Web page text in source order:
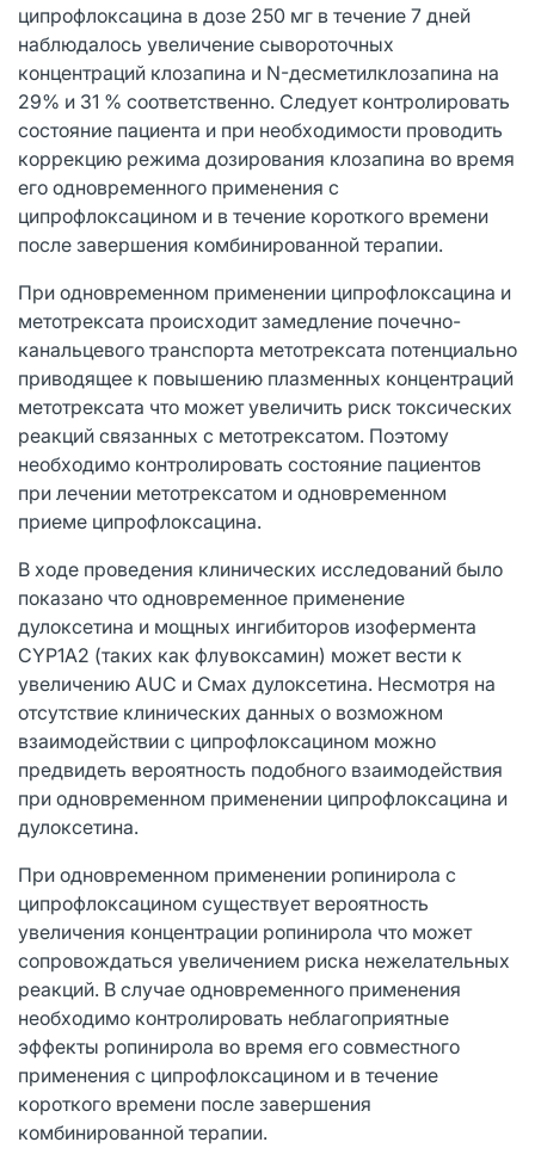
ципрофлоксацина в дозе 250 мг в течение 7 дней
наблюдалось увеличение сывороточных
концентраций клозапина и N-десметилклозапина на
29% и 31 % соответственно. Следует контролировать
состояние пациента и при необходимости проводить
коррекцию режима дозирования клозапина во время
его одновременного применения с
ципрофлоксацином и в течение короткого времени
после завершения комбинированной терапии.
При одновременном применении ципрофлоксацина и
метотрексата происходит замедление почечно-
канальцевого транспорта метотрексата потенциально
приводящее к повышению плазменных концентраций
метотрексата что может увеличить риск токсических
реакций связанных с метотрексатом. Поэтому
необходимо контролировать состояние пациентов
при лечении метотрексатом и одновременном
приеме ципрофлоксацина.
В ходе проведения клинических исследований было
показано что одновременное применение
дулоксетина и мощных ингибиторов изофермента
CYP1A2 (таких как флувоксамин) может вести к
увеличению AUC и Смах дулоксетина. Несмотря на
отсутствие клинических данных о возможном
взаимодействии с ципрофлоксацином можно
предвидеть вероятность подобного взаимодействия
при одновременном применении ципрофлоксацина и
дулоксетина.
При одновременном применении ропинирола с
ципрофлоксацином существует вероятность
увеличения концентрации ропинирола что может
сопровождаться увеличением риска нежелательных
реакций. В случае одновременного применения
необходимо контролировать неблагоприятные
эффекты ропинирола во время его совместного
применения с ципрофлоксацином и в течение
короткого времени после завершения
комбинированной терапии.